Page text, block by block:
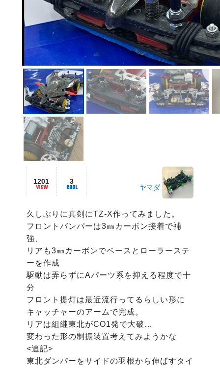
1201 3
ヤマダ
久しぶりに真剣にTZ-X作ってみました。
フロントバンパーは3㎜カーボン接着で補
強、
リアも3㎜カーボンでベースとローラーステ
ーを作成
駆動は弄らずにAパーツ系を抑える程度で十
分
フロント提灯は最近流行ってるらしい形に
キャッチャーのアームで完成。
リアは組継東北がCO1発で大破…
変わった形の制振装置考えてみようかな
<追記>
東北ダンパーをサイドの羽根から伸ばすタイ